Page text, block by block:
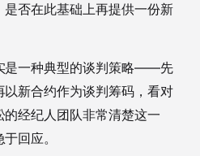
否在此基础上再提供一份新
是一种典型的谈判策略——先
新合约作为谈判筹码，看对
经纪人团队非常清楚这一
回应。